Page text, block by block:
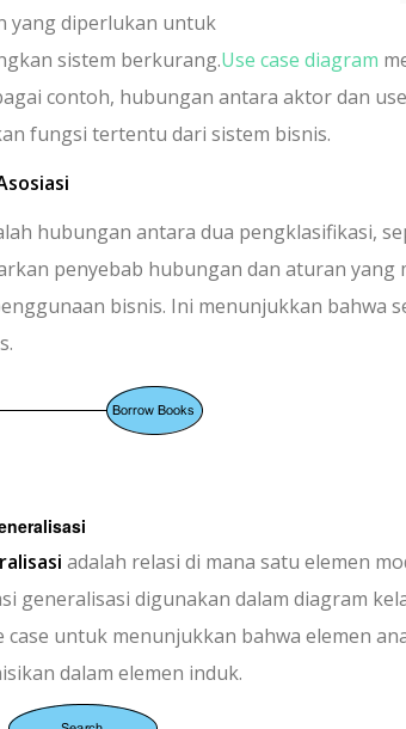
yang diperlukan untuk
sistem berkurang.Use case diagram
contoh, hubungan antara aktor dan
fungsi tertentu dari sistem bisnis.
hubungan antara dua pengklasifikasi,
penyebab hubungan dan aturan
bisnis. Ini menunjukkan
adalah relasi di mana satu elemen
generalisasi digunakan dalam diagram
case untuk menunjukkan bahwa elemen
dalam elemen induk.